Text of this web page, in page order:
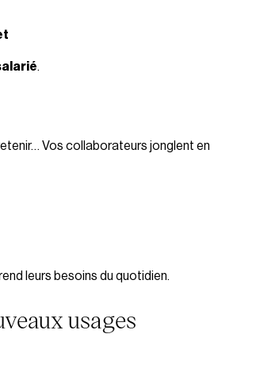
.
Vos collaborateurs jonglent en
leurs besoins du quotidien.
usages